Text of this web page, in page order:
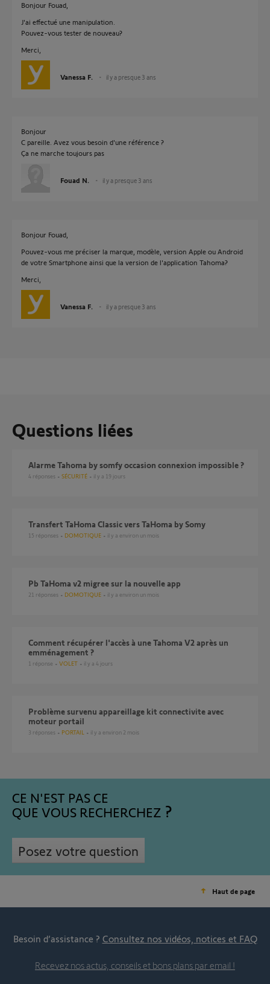
Bonjour Fouad,
J'ai effectué une manipulation.
Pouvez-vous tester de nouveau?
Merci,
Vanessa F. il y a presque 3 ans
Bonjour
C pareille. Avez vous besoin d'une référence ?
Ça ne marche toujours pas
Fouad N. il y a presque 3 ans
Bonjour Fouad,
Pouvez-vous me préciser la marque, modèle, version Apple ou Android
de votre Smartphone ainsi que la version de l'application Tahoma?
Merci,
Vanessa F. il y a presque 3 ans
Questions liées
Alarme Tahoma by somfy occasion connexion impossible ?
4 réponses SÉCURITÉ il y a 19 jours
Transfert TaHoma Classic vers TaHoma by Somy
15 réponses DOMOTIQUE il y a environ un mois
Pb TaHoma v2 migree sur la nouvelle app
21 réponses DOMOTIQUE il y a environ un mois
Comment récupérer l'accès à une Tahoma V2 après un
emménagement ?
1 réponse VOLET il y a 4 jours
problème survenu appareillage kit connectivite avec
moteur portail
3 réponses PORTAIL il y a environ 2 mois
CE N'EST PAS CE
QUE VOUS RECHERCHEZ
Posez votre question
Haut de page
Besoin d’assistance ? Consultez nos vidéos, notices et FAQ
Recevez nos actus, conseils et bons plans par email !